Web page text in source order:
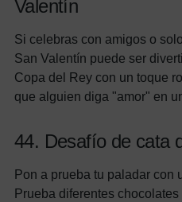
Valentín
Si celebras con amigos o
San Valentín puede ser
Copa del Rey con un toque
que alguien diga "amor" en
44. Desafío de cata
Pon a prueba tu paladar con
Prueba diferentes